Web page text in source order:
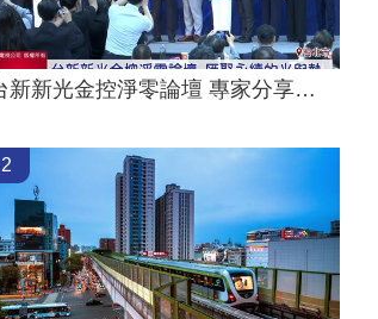
台新新光金控淨零論壇 專家分享永續治理
2